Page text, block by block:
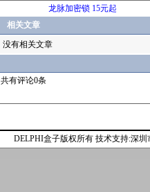
龙脉加密锁 15元起
相关文章
没有相关文章
共有评论0条
DELPHI盒子版权所有 技术支持:深